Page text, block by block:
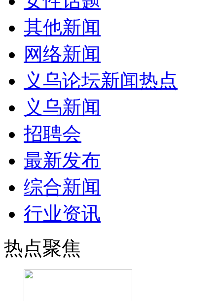
其他新闻
网络新闻
义乌论坛新闻热点
义乌新闻
招聘会
最新发布
综合新闻
行业资讯
热点聚焦